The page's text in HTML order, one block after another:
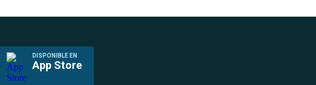
DISPONIBLE EN
App Store